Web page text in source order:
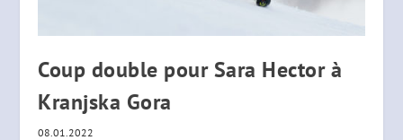
Coup double pour Sara Hector à
Kranjska Gora
08.01.2022